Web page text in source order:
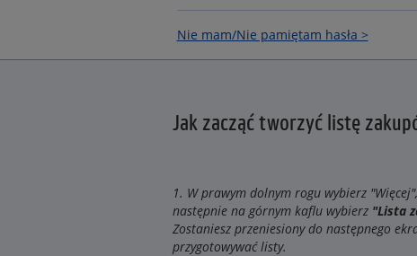
Nie mam/Nie pamiętam hasła >
Jak zacząć tworzyć listę
1. W prawym dolnym rogu wybierz "Więcej",
następnie na górnym kaflu wybierz "Lista
Zostaniesz przeniesiony do następnego
przygotowywać listy.